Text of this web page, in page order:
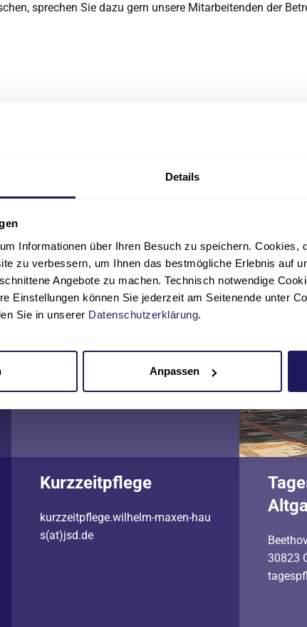
Details
Informationen über Ihren Besuch zu speichern. Cookies,
zu verbessern, um Ihnen das bestmögliche Erlebnis auf
Angebote zu machen. Technisch notwendige
Einstellungen können Sie jederzeit am Seitenende unter
Sie in unserer Datenschutzerklärung.
Anpassen
sprechen Sie dazu gern unsere Mitarbeitenden der
Telefon
Langzeit- und Kurzzeitpflege:
05137 7000
Kurzzeitpflege
kurzzeitpflege.wilhelm-maxen-hau
s(at)jsd.de
30823